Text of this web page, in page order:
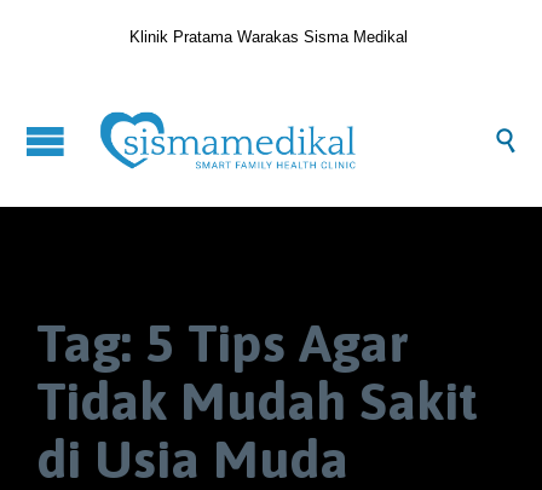
Klinik Pratama Warakas Sisma Medikal

Tag: 5 Tips Agar
Tidak Mudah Sakit
di Usia Muda